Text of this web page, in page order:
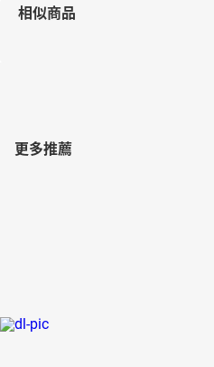
相似商品
更多推薦